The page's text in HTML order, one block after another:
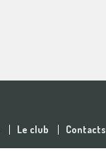
Le club Contacts